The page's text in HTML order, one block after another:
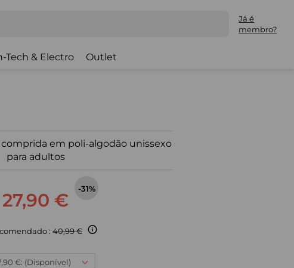
Já é
membro?
Tech & Electro Outlet
comprida em poli-algodão unissexo
para adultos
27,90 €
-31%
: 40,99 €
€: (Disponível)